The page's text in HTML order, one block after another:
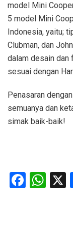
model Mini
5 model Mini
Indonesia, yaitu;
Clubman, dan
dalam desain dan
sesuai dengan
Penasaran
semuanya dan
simak baik-baik!